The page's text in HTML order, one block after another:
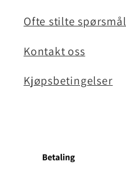
Ofte stilte spørsmål
Kontakt oss
Kjøpsbetingelser